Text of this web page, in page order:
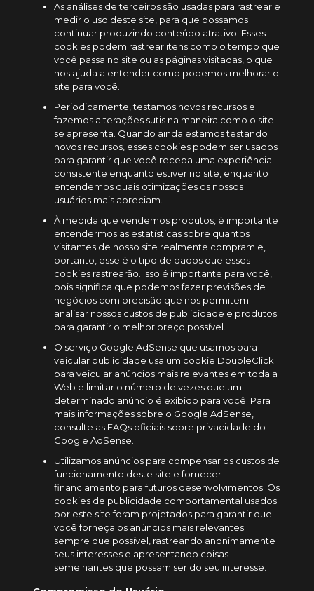
As análises de terceiros são usadas para rastrear e
medir o uso deste site, para que possamos
continuar produzindo conteúdo atrativo. Esses
cookies podem rastrear itens como o tempo que
você passa no site ou as páginas visitadas, o que
nos ajuda a entender como podemos melhorar o
site para você.
Periodicamente, testamos novos recursos e
fazemos alterações sutis na maneira como o site
se apresenta. Quando ainda estamos testando
novos recursos, esses cookies podem ser usados ​​
para garantir que você receba uma experiência
consistente enquanto estiver no site, enquanto
entendemos quais otimizações os nossos
usuários mais apreciam.
À medida que vendemos produtos, é importante
entendermos as estatísticas sobre quantos
visitantes de nosso site realmente compram e,
portanto, esse é o tipo de dados que esses
cookies rastrearão. Isso é importante para você,
pois significa que podemos fazer previsões de
negócios com precisão que nos permitem
analisar nossos custos de publicidade e produtos
para garantir o melhor preço possível.
O serviço Google AdSense que usamos para
veicular publicidade usa um cookie DoubleClick
para veicular anúncios mais relevantes em toda a
Web e limitar o número de vezes que um
determinado anúncio é exibido para você. Para
mais informações sobre o Google AdSense,
consulte as FAQs oficiais sobre privacidade do
Google AdSense.
Utilizamos anúncios para compensar os custos de
funcionamento deste site e fornecer
financiamento para futuros desenvolvimentos. Os
cookies de publicidade comportamental usados ​​
por este site foram projetados para garantir que
você forneça os anúncios mais relevantes
sempre que possível, rastreando anonimamente
seus interesses e apresentando coisas
semelhantes que possam ser do seu interesse.